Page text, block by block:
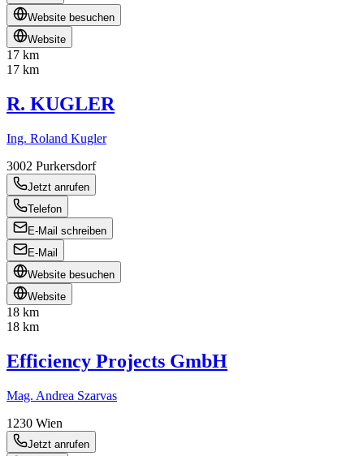
Website besuchen
Website
17 km
17 km
R. KUGLER
Ing. Roland Kugler
3002 Purkersdorf
Jetzt anrufen
Telefon
E-Mail schreiben
E-Mail
Website besuchen
Website
18 km
18 km
Efficiency Projects GmbH
Mag. Andrea Szarvas
1230 Wien
Jetzt anrufen